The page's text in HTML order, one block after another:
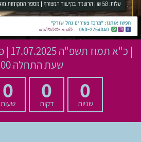
| כ"א תמוז תשפ"ה
שעת התחלה 19:00
0
שניות
0
דקות
0
שעות